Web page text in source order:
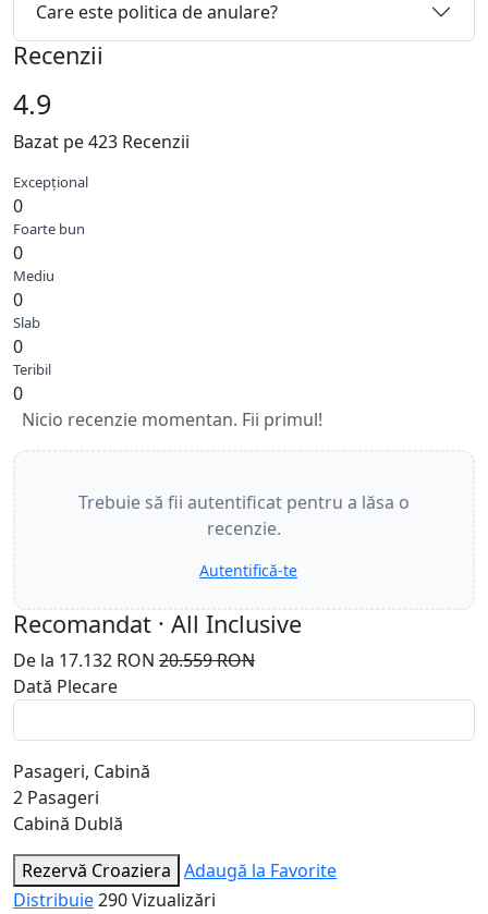
Care este politica de anulare?
Recenzii
4.9
Bazat pe 423 Recenzii
Excepțional
0
Foarte bun
0
Mediu
0
Slab
0
Teribil
0
Nicio recenzie momentan. Fii primul!
Trebuie să fii autentificat pentru a lăsa o
recenzie.
Autentifică-te
Recomandat · All Inclusive
De la 17.132 RON 20.559 RON
Dată Plecare
Pasageri, Cabină
2 Pasageri
Cabină Dublă
Rezervă Croaziera Adaugă la Favorite
Distribuie290 Vizualizări